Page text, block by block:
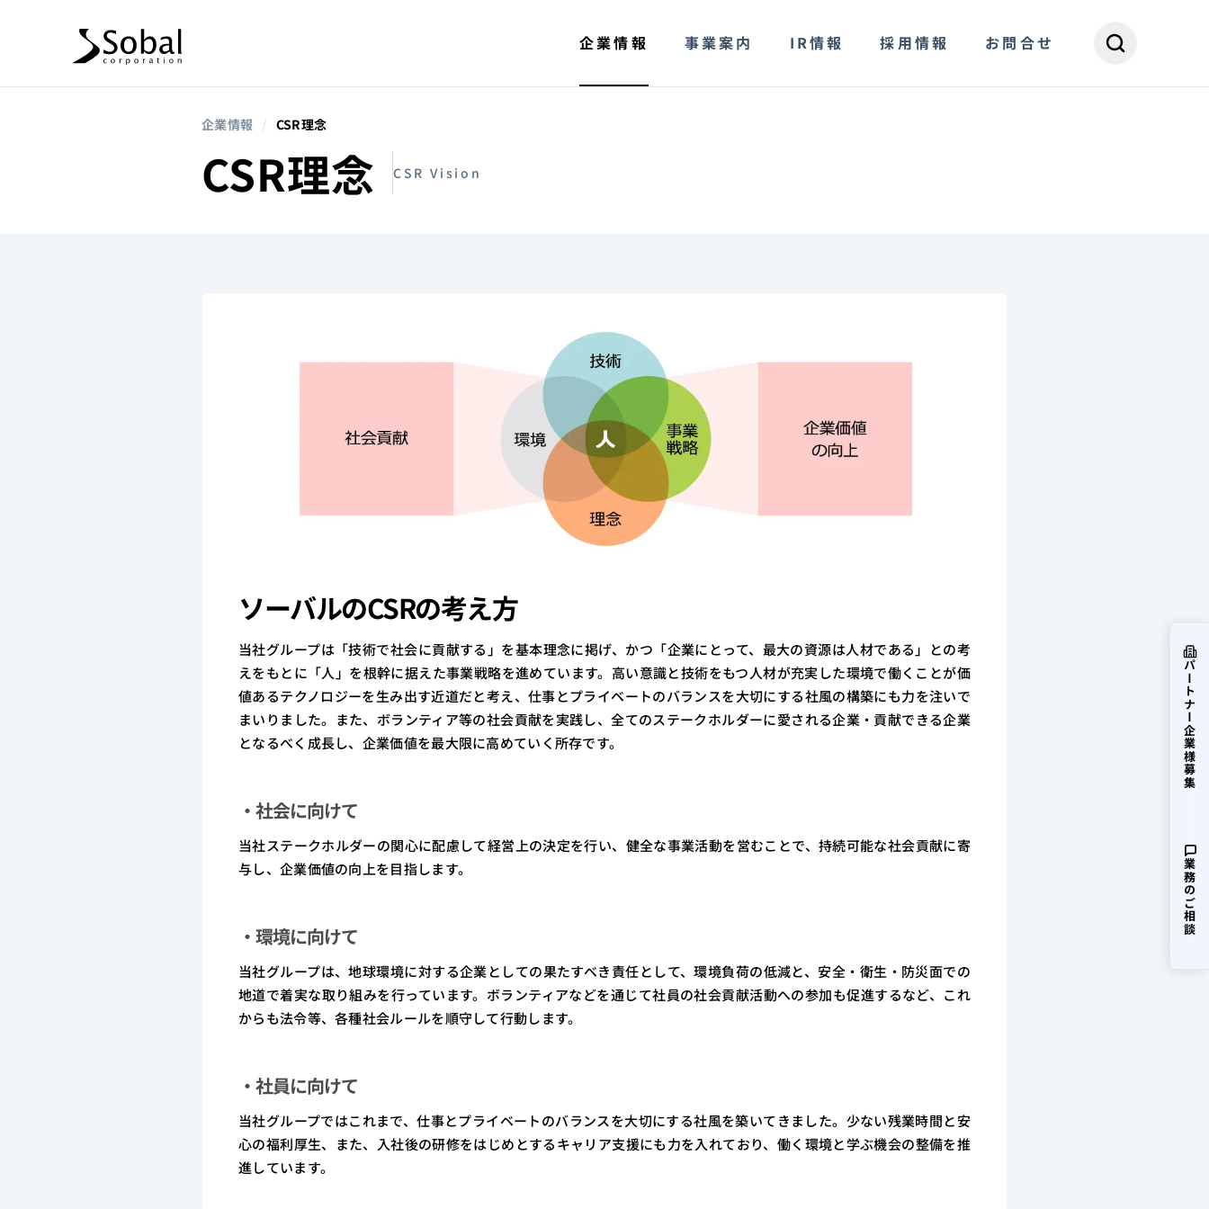
企業情報 事業案内 IR情報 採用情報 お問合せ
#ビジネスパートナー
企業情報 / CSR理念
CSR理念 CSR Vision
ソーバルのCSRの考え方
当社グループは「技術で社会に貢献する」を基本理念に掲げ、かつ「企業にとって、最大の資源は人材である」との考
えをもとに「人」を根幹に据えた事業戦略を進めています。高い意識と技術をもつ人材が充実した環境で働くことが価
値あるテクノロジーを生み出す近道だと考え、仕事とプライベートのバランスを大切にする社風の構築にも力を注いで
まいりました。また、ボランティア等の社会貢献を実践し、全てのステークホルダーに愛される企業・貢献できる企業
となるべく成長し、企業価値を最大限に高めていく所存です。
・社会に向けて
当社ステークホルダーの関心に配慮して経営上の決定を行い、健全な事業活動を営むことで、持続可能な社会貢献に寄
与し、企業価値の向上を目指します。
・環境に向けて
当社グループは、地球環境に対する企業としての果たすべき責任として、環境負荷の低減と、安全・衛生・防災面での
地道で着実な取り組みを行っています。ボランティアなどを通じて社員の社会貢献活動への参加も促進するなど、これ
からも法令等、各種社会ルールを順守して行動します。
・社員に向けて
当社グループではこれまで、仕事とプライベートのバランスを大切にする社風を築いてきました。少ない残業時間と安
心の福利厚生、また、入社後の研修をはじめとするキャリア支援にも力を入れており、働く環境と学ぶ機会の整備を推
進しています。
パートナー企業様募集
業務のご相談